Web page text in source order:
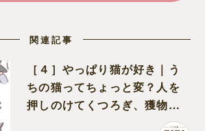
関連記事
［４］やっぱり猫が好き｜う
ちの猫ってちょっと変？人を
押しのけてくつろぎ、獲物に
も物怖じしない鋼のハート